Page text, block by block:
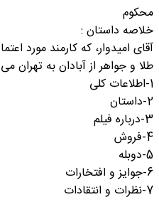
محکوم
خلاصه داستان :
آقای امیدوار، که کارمند مورد
طلا و جواهر از آبادان به تهران
1-اطلاعات کلی
2-داستان
3-درباره فیلم
4-فروش
5-دوبله
6-جوایز و افتخارات
7-نظرات و انتقادات